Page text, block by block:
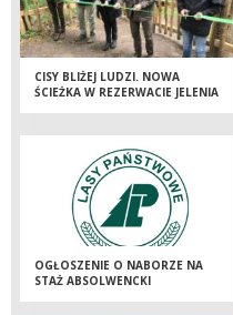
CISY BLIŻEJ LUDZI. NOWA
ŚCIEŻKA W REZERWACIE JELENIA
OGŁOSZENIE O NABORZE NA
STAŻ ABSOLWENCKI